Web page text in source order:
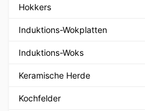
Hokkers
Induktions-Wokplatten
Induktions-Woks
Keramische Herde
Kochfelder